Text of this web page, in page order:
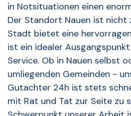
in Notsituationen einen
Der Standort Nauen ist nicht
Stadt bietet eine
ist ein idealer
Service. Ob in Nauen selbst
umliegenden Gemeinden -
Gutachter 24h ist stets
mit Rat und Tat zur Seite zu